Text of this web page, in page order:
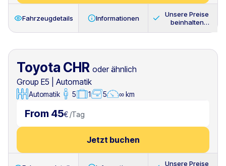
Fahrzeugdetails Informationen
Unsere Preise
beinhalten
Toyota CHR oder ähnlich
Group E5
Automatik
Automatik 5 1 5 ∞ km
From 45€ /Tag
Jetzt buchen
Unsere Preise